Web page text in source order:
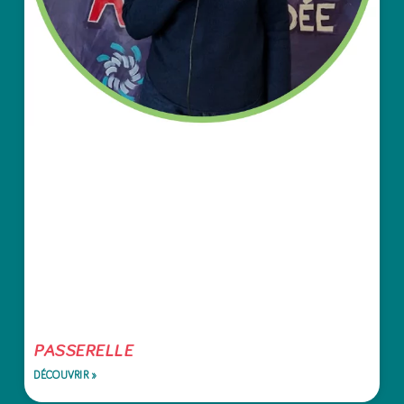
PASSERELLE
DÉCOUVRIR »